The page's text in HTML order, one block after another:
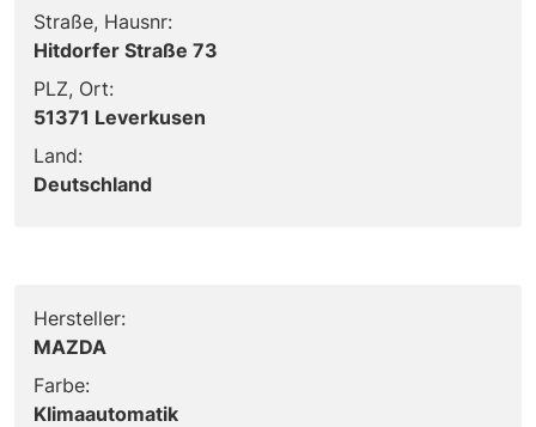
Straße, Hausnr:
Hitdorfer Straße 73
PLZ, Ort:
51371 Leverkusen
Land:
Deutschland
Hersteller:
MAZDA
Farbe:
Klimaautomatik